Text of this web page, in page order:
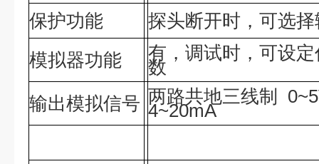
保护功能
探头断开时，可选
模拟器功能
有，调试时，可设
数
输出模拟信号 两路共地三线制
4~20mA